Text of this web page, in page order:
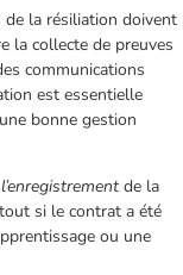
la résiliation doivent
la collecte de preuves
communications
est essentielle
bonne gestion
de la
si le contrat a été
ou une